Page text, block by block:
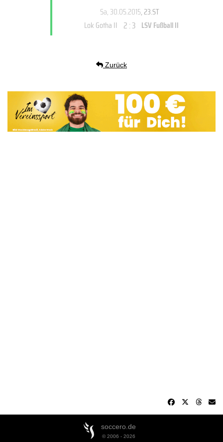
Sa, 30.05.2015, 23.ST
Lok Gotha II 2 : 3 LSV Fußball II
Zurück
soccero.de
© 2006 - 2026